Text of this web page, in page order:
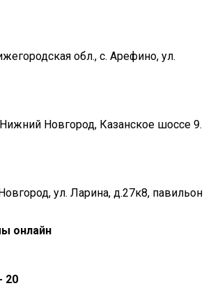
обл., с. Арефино, ул.
Нижний Новгород, Казанское шоссе 9.
ул. Ларина, д.27к8, павильон
онлайн
20